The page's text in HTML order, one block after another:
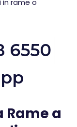
in rame o
6550
a